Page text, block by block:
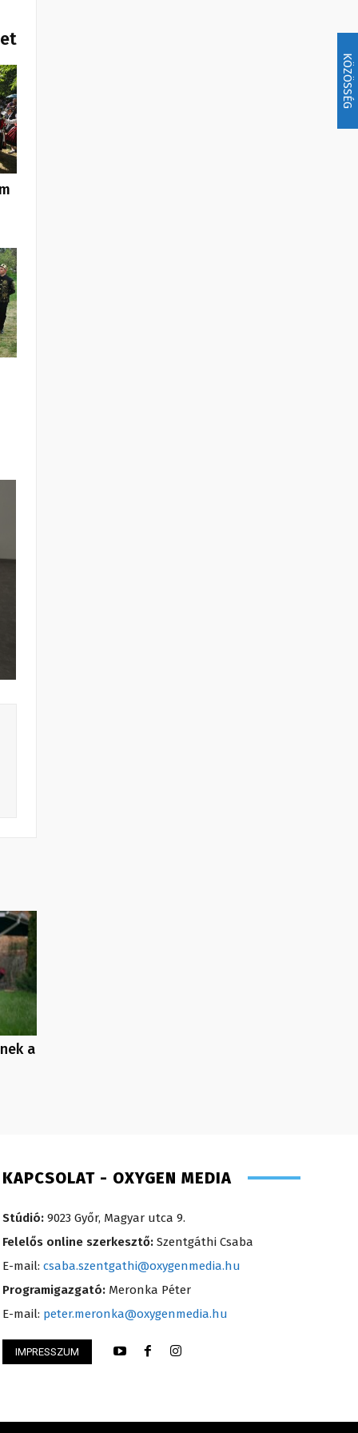
KÖZÖSSÉG
a
– műsorvezető, riporter – 2008
KAPCSOLAT - OXYGEN MEDIA
Stúdió: 9023 Győr, Magyar utca 9.
Felelős online szerkesztő: Szentgáthi Csaba
E-mail: csaba.szentgathi@oxygenmedia.hu
Programigazgató: Meronka Péter
E-mail: peter.meronka@oxygenmedia.hu
IMPRESSZUM